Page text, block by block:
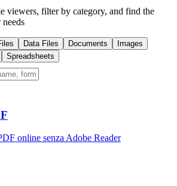
viewers, filter by category, and find the
Data Files Documents
Images
Spreadsheets
online senza Adobe Reader